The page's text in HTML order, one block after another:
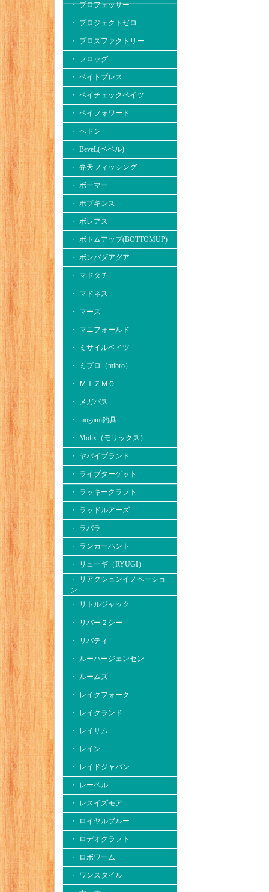
・ プロフェッサー
・ プロジェクトゼロ
・ プロズファクトリー
・ フロッグ
・ ベイトブレス
・ ペイチェックベイツ
・ ペイフォワード
・ へドン
・ BeveL(ベベル)
・ 弁天フィッシング
・ ボーマー
・ ホプキンス
・ ボレアス
・ ボトムアップ(BOTTOMUP)
・ ボンバダアグア
・ マドタチ
・ マドネス
・ マーズ
・ マニフォールド
・ ミサイルベイツ
・ ミブロ（mibro）
・ ＭＩＺＭＯ
・ メガバス
・ mogami釣具
・ Molix（モリックス）
・ ヤバイブランド
・ ライブターゲット
・ ラッキークラフト
・ ラッドルアーズ
・ ラパラ
・ ランカーハント
・ リューギ（RYUGI）
・ リアクションイノベーショ
ン
・ リトルジャック
・ リバー２シー
・ リバティ
・ ルーハージェンセン
・ ルームズ
・ レイクフォーク
・ レイクランド
・ レイサム
・ レイン
・ レイドジャパン
・ レーベル
・ レスイズモア
・ ロイヤルブルー
・ ロデオクラフト
・ ロボワーム
・ ワンスタイル